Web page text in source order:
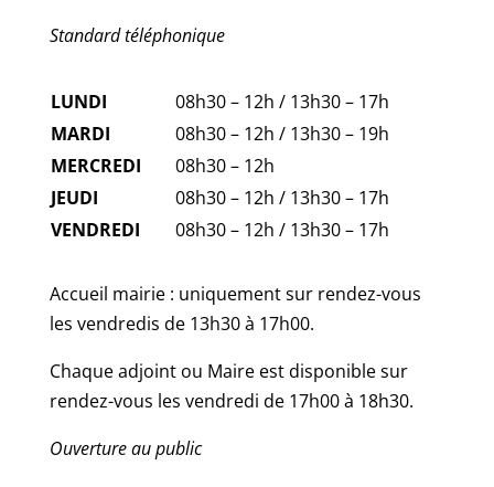
Standard téléphonique
LUNDI
08h30 – 12h / 13h30 – 17h
MARDI
08h30 – 12h / 13h30 – 19h
MERCREDI
08h30 – 12h
JEUDI
08h30 – 12h / 13h30 – 17h
VENDREDI
08h30 – 12h / 13h30 – 17h
Accueil mairie : uniquement sur rendez-vous
les vendredis de 13h30 à 17h00.
Chaque adjoint ou Maire est disponible sur
rendez-vous les vendredi de 17h00 à 18h30.
Ouverture au public